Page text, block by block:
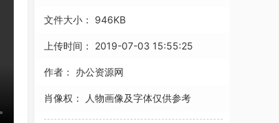
文件大小： 946KB
上传时间： 2019-07-03 15:55:25
作者： 办公资源网
肖像权： 人物画像及字体仅供参考